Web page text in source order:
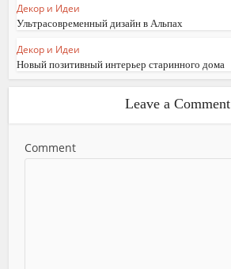
Декор и Идеи
Ультрасовременный дизайн в Альпах
Декор и Идеи
Новый позитивный интерьер старинного дома
Leave a Comment
Comment